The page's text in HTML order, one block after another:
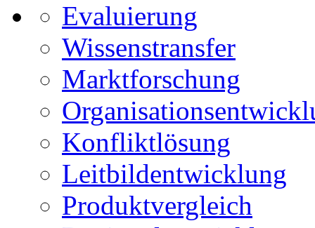
Evaluierung
Wissenstransfer
Marktforschung
Konfliktlösung
Leitbildentwicklung
Produktvergleich